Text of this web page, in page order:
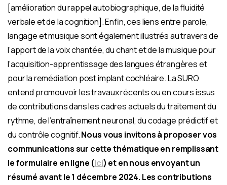
[amélioration du rappel autobiographique, de la fluidité
verbale et de la cognition]. Enfin, ces liens entre parole,
langage et musique sont également illustrés au travers de
l’apport de la voix chantée, du chant et de la musique pour
l’acquisition-apprentissage des langues étrangères et
pour la remédiation post implant cochléaire. La SURO
entend promouvoir les travaux récents ou en cours issus
de contributions dans les cadres actuels du traitement du
rythme, de l’entraînement neuronal, du codage prédictif et
du contrôle cognitif.Nous vous invitons à proposer vos
communications sur cette thématique en remplissant
le formulaire en ligne (ici) et en nous envoyant un
résumé avant le 1 décembre 2024. Les contributions